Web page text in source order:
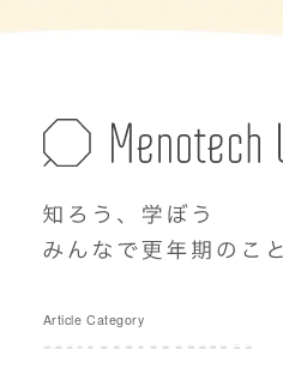
Article Category